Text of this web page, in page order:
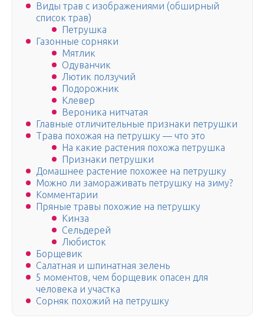
Виды трав с изображениями (обширный
список трав)
Петрушка
Газонные сорняки
Мятлик
Одуванчик
Лютик ползучий
Подорожник
Клевер
Вероника нитчатая
Главные отличительные признаки петрушки
Трава похожая на петрушку — что это
На какие растения похожа петрушка
Признаки петрушки
Домашнее растение похожее на петрушку
Можно ли замораживать петрушку на зиму?
Комментарии
Пряные травы похожие на петрушку
Кинза
Сельдерей
Любисток
Борщевик
Салатная и шпинатная зелень
5 моментов, чем борщевик опасен для
человека и участка
Сорняк похожий на петрушку